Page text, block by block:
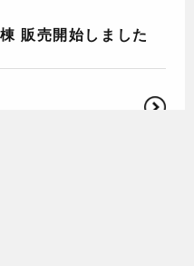
販売開始しました